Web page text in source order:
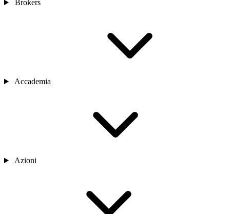
Brokers
Accademia
Azioni